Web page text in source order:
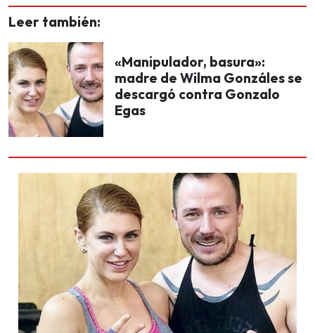
Leer también:
«Manipulador, basura»:
madre de Wilma Gonzáles se
descargó contra Gonzalo
Egas